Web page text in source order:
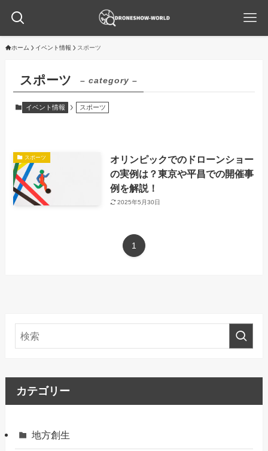
ホーム イベント情報 スポーツ
スポーツ – category –
イベント情報 スポーツ
スポーツ
オリンピックでのドローンショー
の実例は？東京や平昌での開催事
例を解説！
2025年5月30日
1
カテゴリー
地方創生